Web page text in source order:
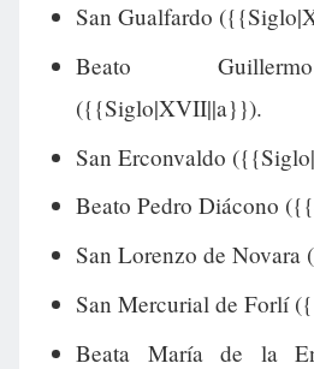
San Gualfardo
Beato
({{Siglo|XVII||a}}).
San Erconvaldo
Beato Pedro Diácono
San Lorenzo de
San Mercurial de Forlí
Beata María de la